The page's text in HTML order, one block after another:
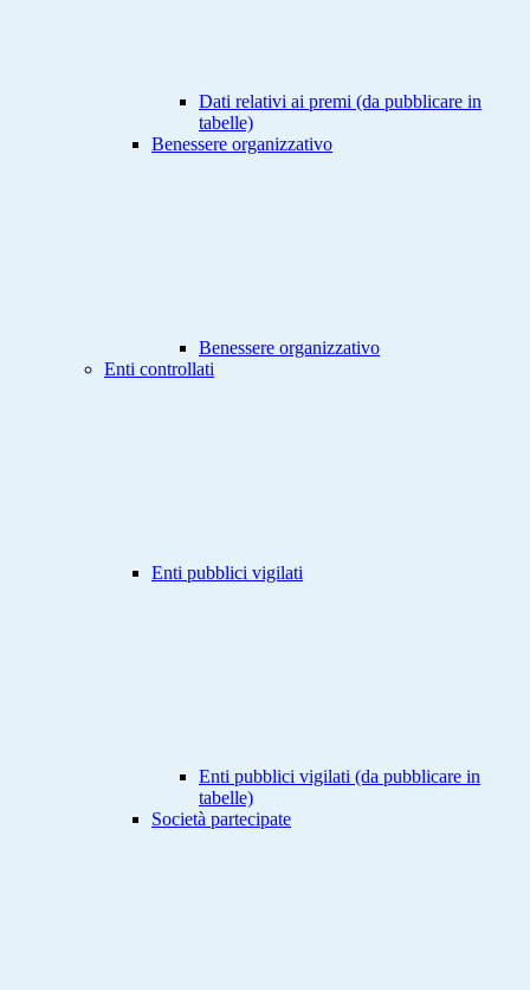
Dati relativi ai premi (da pubblicare in
tabelle)
Benessere organizzativo
Benessere organizzativo
Enti controllati
Enti pubblici vigilati
Enti pubblici vigilati (da pubblicare in
tabelle)
Società partecipate